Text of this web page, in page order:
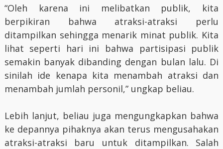
“Oleh karena ini melibatkan publik, kita
berpikiran bahwa atraksi-atraksi perlu
ditampilkan sehingga menarik minat publik. Kita
lihat seperti hari ini bahwa partisipasi publik
semakin banyak dibanding dengan bulan lalu. Di
sinilah ide kenapa kita menambah atraksi dan
menambah jumlah personil,” ungkap beliau.
Lebih lanjut, beliau juga mengungkapkan bahwa
ke depannya pihaknya akan terus mengusahakan
atraksi-atraksi baru untuk ditampilkan. Salah